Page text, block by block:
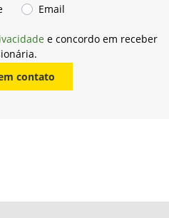
Email
e concordo em receber
contato